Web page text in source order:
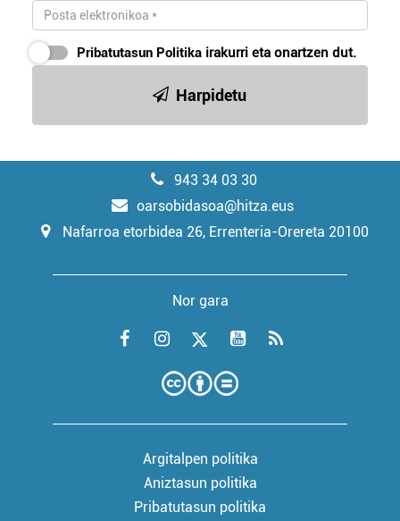
Pribatutasun Politika irakurri eta onartzen dut.
Harpidetu
943 34 03 30
oarsobidasoa@hitza.eus
Nafarroa etorbidea 26, Errenteria-Orereta 20100
Nor gara
Argitalpen politika
Aniztasun politika
Pribatutasun politika